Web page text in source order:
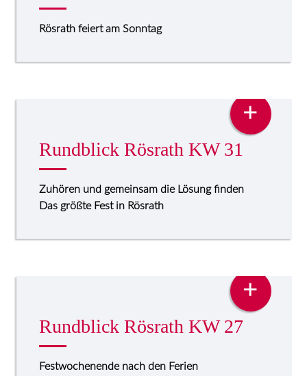
Rösrath feiert am Sonntag
Rundblick Rösrath KW 31
Zuhören und gemeinsam die Lösung finden
Das größte Fest in Rösrath
+
Rundblick Rösrath KW 27
Festwochenende nach den Ferien
+